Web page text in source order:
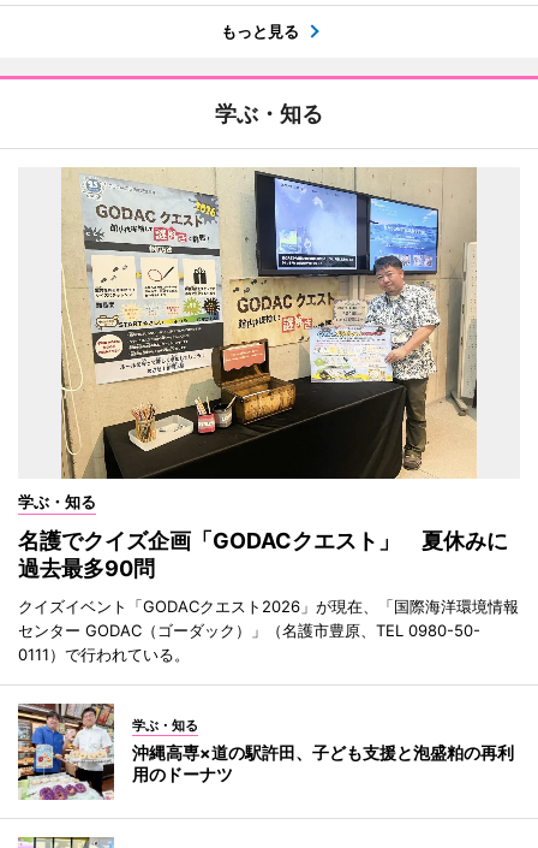
もっと見る
学ぶ・知る
学ぶ・知る
名護でクイズ企画「GODACクエスト」 夏休みに
過去最多90問
クイズイベント「GODACクエスト2026」が現在、「国際海洋環境情報
センター GODAC（ゴーダック）」（名護市豊原、TEL 0980-50-
0111）で行われている。
学ぶ・知る
沖縄高専×道の駅許田、子ども支援と泡盛粕の再利
用のドーナツ